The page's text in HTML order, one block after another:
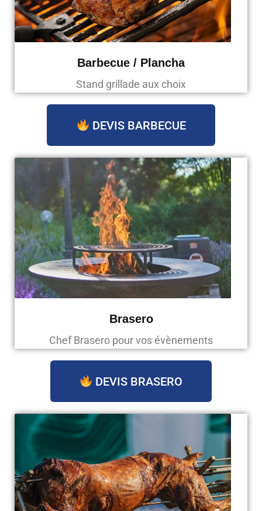
Barbecue / Plancha
Stand grillade aux choix
DEVIS BARBECUE
Brasero
Chef Brasero pour vos évènements
DEVIS BRASERO